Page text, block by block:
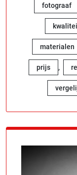
fotograaf
materialen
prijs ,